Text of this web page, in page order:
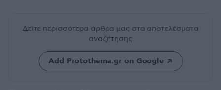
Δείτε περισσότερα άρθρα μας στα αποτελέσματα
αναζήτησης
Add Protothema.gr on Google